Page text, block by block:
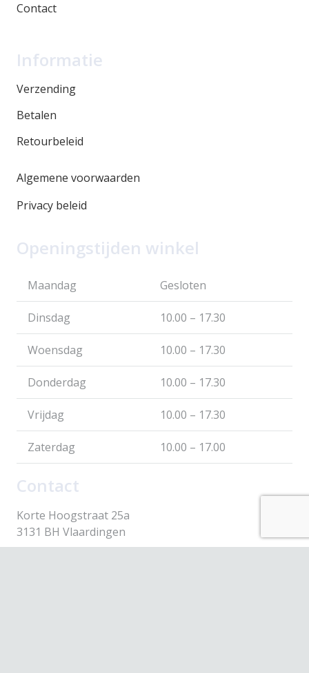
Contact
Informatie
Verzending
Betalen
Retourbeleid
Algemene voorwaarden
Privacy beleid
Openingstijden winkel
Maandag Gesloten
Dinsdag 10.00 – 17.30
Woensdag 10.00 – 17.30
Donderdag 10.00 – 17.30
Vrijdag 10.00 – 17.30
Zaterdag 10.00 – 17.00
Contact
Korte Hoogstraat 25a
3131 BH Vlaardingen